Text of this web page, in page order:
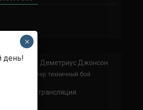
Круз — Деметриус Джонсон
этот супер техничный бой
324 прямая трансляция
день!
×